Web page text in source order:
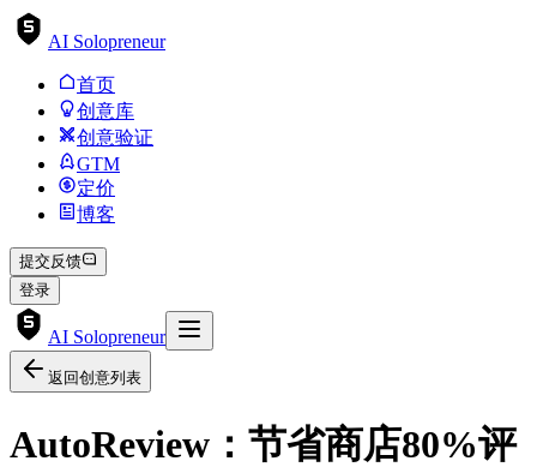
AI Solopreneur
首页
创意库
创意验证
GTM
定价
博客
提交反馈
登录
AI Solopreneur
返回创意列表
AutoReview：节省商店80%评